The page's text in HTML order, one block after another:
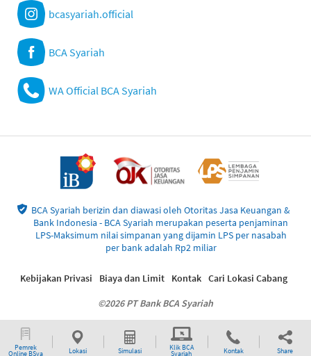
Pemrek
Online BSya Lokasi Simulasi Klik BCA
Syariah Kontak Share
bcasyariah.official
BCA Syariah
WA Official BCA Syariah
BCA Syariah berizin dan diawasi oleh Otoritas Jasa Keuangan &
Bank Indonesia - BCA Syariah merupakan peserta penjaminan
LPS-Maksimum nilai simpanan yang dijamin LPS per nasabah
per bank adalah Rp2 miliar
©2026 PT Bank BCA Syariah
Kebijakan Privasi Biaya dan Limit Kontak Cari Lokasi Cabang